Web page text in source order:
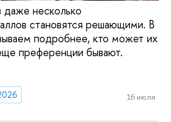
несколько
становятся решающими. В
подробнее, кто может их
преференции бывают.
16 июля